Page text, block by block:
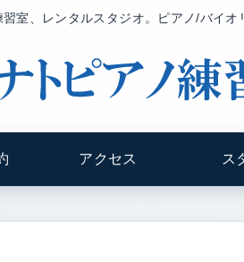
室、レンタルスタジオ。ピアノ/バイオ
アクセス ス